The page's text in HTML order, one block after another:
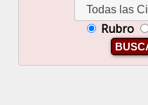
Todas las
Rubro